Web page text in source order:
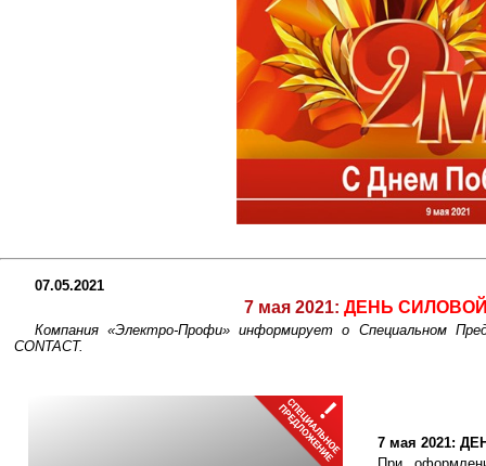
07.05.2021
7 мая 2021: ДЕНЬ
Компания «Электро-Профи» информирует о Специальном
CONTACT.
7 мая 2021: